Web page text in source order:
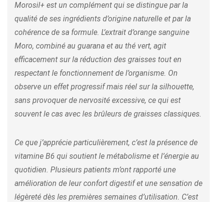
Morosil+ est un complément qui se distingue par la
qualité de ses ingrédients d’origine naturelle et par la
cohérence de sa formule. L’extrait d’orange sanguine
Moro, combiné au guarana et au thé vert, agit
efficacement sur la réduction des graisses tout en
respectant le fonctionnement de l’organisme. On
observe un effet progressif mais réel sur la silhouette,
sans provoquer de nervosité excessive, ce qui est
souvent le cas avec les brûleurs de graisses classiques.
Ce que j’apprécie particulièrement, c’est la présence de
vitamine B6 qui soutient le métabolisme et l’énergie au
quotidien. Plusieurs patients m’ont rapporté une
amélioration de leur confort digestif et une sensation de
légèreté dès les premières semaines d’utilisation. C’est